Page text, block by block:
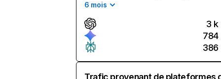
6 mois
3 k
784
386
Trafic provenant de plateformes